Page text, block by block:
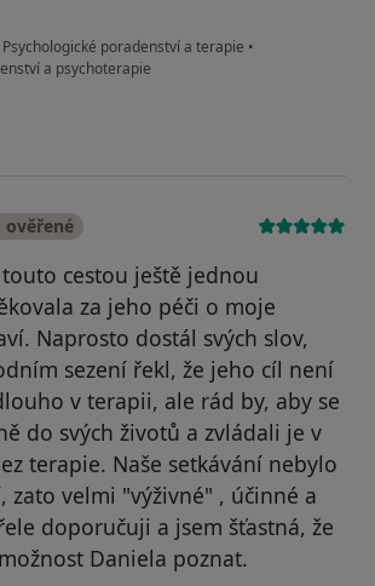
poradenství a terapie •
a psychoterapie
Míša
ověřené
cestou ještě jednou
za jeho péči o moje
Naprosto dostál svých slov,
sezení řekl, že jeho cíl není
v terapii, ale rád by, aby se
do svých životů a zvládali je v
terapie. Naše setkávání nebylo
zato velmi "výživné" , účinné a
doporučuji a jsem šťastná, že
Daniela poznat.